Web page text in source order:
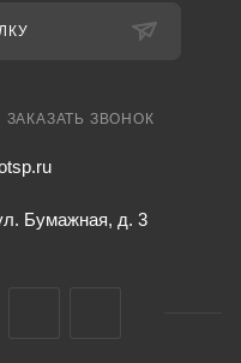
ЗАКАЗАТЬ ЗВОНОК
Бумажная, д. 3